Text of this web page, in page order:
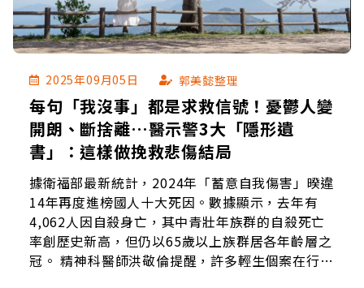
2025年09月05日 郭美懿整理
每句「我沒事」都是求救信號！憂鬱人變
開朗、斷捨離…醫示警3大「隱形遺
書」：這樣做挽救悲傷結局
據衛福部最新統計，2024年「蓄意自我傷害」暌違
14年再度進榜國人十大死因。數據顯示，去年有
4,062人因自殺身亡，其中青壯年族群的自殺死亡
率創歷史新高，但仍以65歲以上族群居各年齡層之
冠。 精神科醫師洪敬倫提醒，許多輕生個案在行動